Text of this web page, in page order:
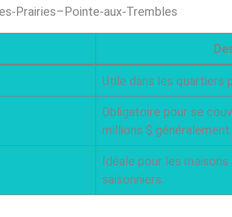
Prairies–Pointe-aux-Trembles
Utile dans les quartiers
Obligatoire pour se
millions $ généralement.
Idéale pour les
saisonniers.